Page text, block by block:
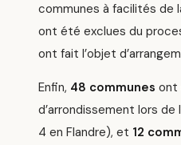
communes à facilités de
ont été exclues du
ont fait l’objet
Enfin, 48 communes ont
d’arrondissement lors de
4 en Flandre), et 12